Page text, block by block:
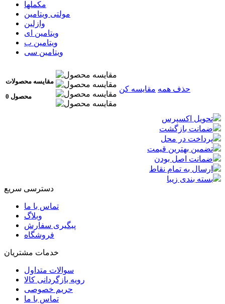
مکملها
مولتی ویتامین
وازلین
ویتامین ای
ویتامین ب
ویتامین سی
مقایسه محصولات
0 محصول
حذف همه مقایسه کن
تحویل اکسپرس
ضمانت بازگشت
پرداخت در محل
تضمین بهترین قیمت
ضمانت اصل بودن
ارسال به تمام نقاط
بسته بندی زیبا
دسترسی سریع
تماس با ما
وبلاگ
پیگیری سفارش
فروشگاه
خدمات مشتریان
سوالات متداول
رویه بازگردانی کالا
حریم خصوصی
تماس با ما